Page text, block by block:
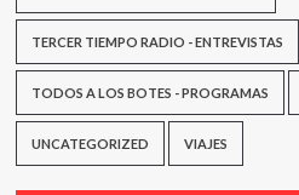
TERCER TIEMPO RADIO - ENTREVISTAS
TODOS A LOS BOTES - PROGRAMAS
UNCATEGORIZED VIAJES